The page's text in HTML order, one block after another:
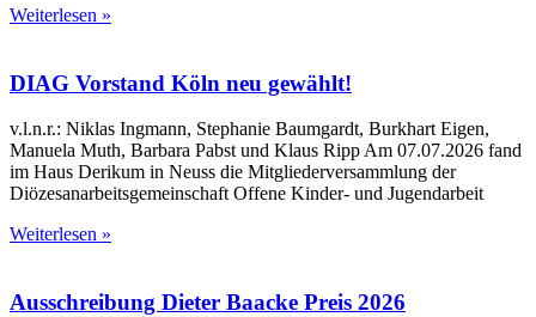
Weiterlesen »
DIAG Vorstand Köln neu gewählt!
v.l.n.r.: Niklas Ingmann, Stephanie Baumgardt, Burkhart Eigen,
Manuela Muth, Barbara Pabst und Klaus Ripp Am 07.07.2026 fand
im Haus Derikum in Neuss die Mitgliederversammlung der
Diözesanarbeitsgemeinschaft Offene Kinder- und Jugendarbeit
Weiterlesen »
Ausschreibung Dieter Baacke Preis 2026